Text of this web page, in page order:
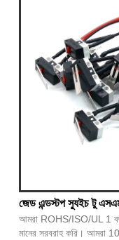
জেড এন্ডস্টপ স্যুইচ টু
আমরা ROHS/ISO/UL 1
মানের সরবরাহ করি। আমরা